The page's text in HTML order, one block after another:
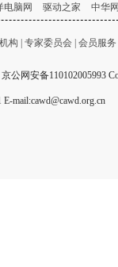
电脑网 驱动之家 中华
构 专家委员会 会员服务
京公网安备110102005993
mail:cawd@cawd.org.cn